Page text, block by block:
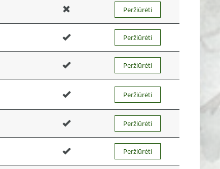
Peržiūrėti
Peržiūrėti
Peržiūrėti
Peržiūrėti
Peržiūrėti
Peržiūrėti